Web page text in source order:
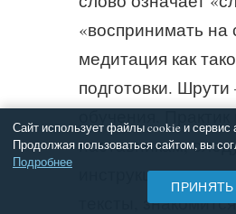
«воспринимать
медитация как
подготовки. Шрути
обучения.
наставникам,
инструкциям,
тексты,
Сайт использует файлы cookie и сервис
Продолжая пользоваться сайтом, вы
Подробнее
ПРИНЯТЬ